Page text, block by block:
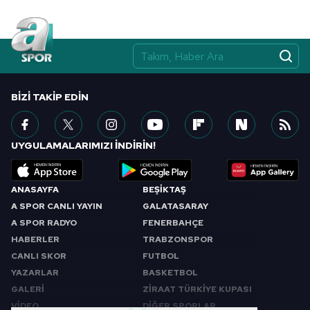
ANASAYFA
A SPOR CANLI YAYIN
A SPOR RADYO
HABERLER
CANLI SKOR
YAZARLAR
GALERİ
VİDEO
BEŞİKTAŞ
GALATASARAY
FENERBAHÇE
TRABZONSPOR
FUTBOL
BASKETBOL
ZİRAAT TÜRKİYE KUPASI
DİĞER SPORLAR
BIZI TAKIP EDIN
UYGULAMALARIMIZI İNDİRİN!